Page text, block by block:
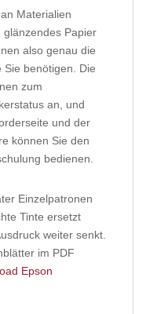
Materialien
Papier
also genau die
Sie benötigen. Die
zum
an, und
und der
können Sie den
bedienen.
Einzelpatronen
Tinte ersetzt
weiter senkt.
im PDF
Epson